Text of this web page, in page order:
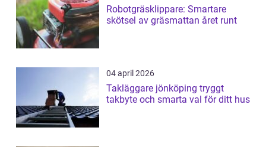
Robotgräsklippare: Smartare
skötsel av gräsmattan året runt
04 april 2026
Takläggare jönköping tryggt
takbyte och smarta val för ditt hus